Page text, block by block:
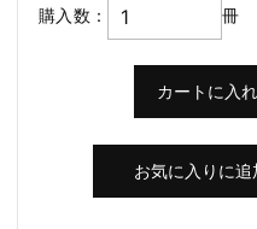
購入数： 冊